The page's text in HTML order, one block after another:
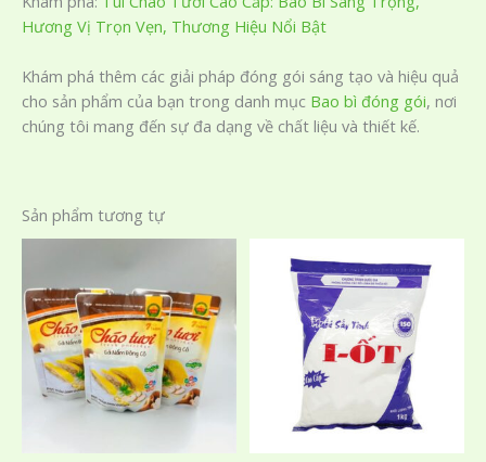
Hương Vị Trọn Vẹn, Thương Hiệu Nổi Bật
Khám phá thêm các giải pháp đóng gói sáng tạo và hiệu quả
cho sản phẩm của bạn trong danh mục Bao bì đóng gói, nơi
chúng tôi mang đến sự đa dạng về chất liệu và thiết kế.
Sản phẩm tương tự